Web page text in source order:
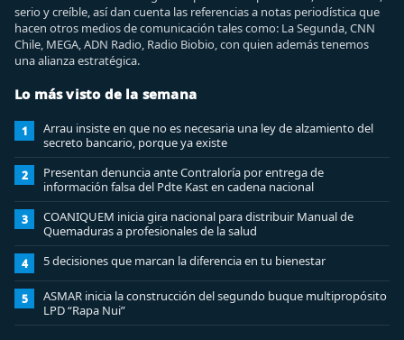
serio y creíble, así dan cuenta las referencias a notas periodística que
hacen otros medios de comunicación tales como: La Segunda, CNN
Chile, MEGA, ADN Radio, Radio Biobio, con quien además tenemos
una alianza estratégica.
Lo más visto de la semana
1
Arrau insiste en que no es necesaria una ley de alzamiento del
secreto bancario, porque ya existe
2
Presentan denuncia ante Contraloría por entrega de
información falsa del Pdte Kast en cadena nacional
3
COANIQUEM inicia gira nacional para distribuir Manual de
Quemaduras a profesionales de la salud
4 5 decisiones que marcan la diferencia en tu bienestar
5
ASMAR inicia la construcción del segundo buque multipropósito
LPD “Rapa Nui”